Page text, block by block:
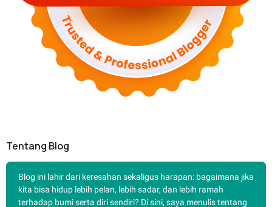
Tentang Blog
Blog ini lahir dari keresahan sekaligus harapan: bagaimana jika
kita bisa hidup lebih pelan, lebih sadar, dan lebih ramah
terhadap bumi serta diri sendiri? Di sini, saya menulis tentang